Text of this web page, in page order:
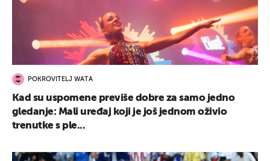
POKROVITELJ WATA
Kad su uspomene previše dobre za samo jedno
gledanje: Mali uređaj koji je još jednom oživio
trenutke s ple...